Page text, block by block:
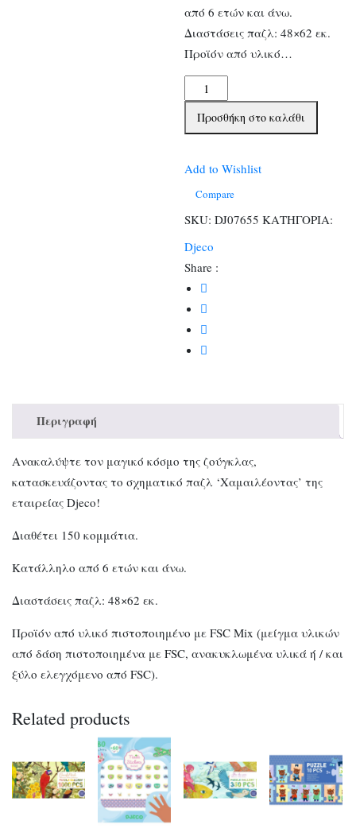
από 6 ετών και άνω.
Διαστάσεις παζλ: 48×62 εκ.
Προϊόν από υλικό…
Djeco
Παζλ
Art
τμχ.
Χαμαιλέοντας-
ποσότητα
Προσθήκη στο καλάθι
Add to Wishlist
Compare
SKU: DJ07655 ΚΑΤΗΓΟΡΙΑ:
Djeco
Share :
Περιγραφή
Ανακαλύψτε τον μαγικό κόσμο της ζούγκλας,
κατασκευάζοντας το σχηματικό παζλ ‘Χαμαιλέοντας’ της
εταιρείας Djeco!
Διαθέτει 150 κομμάτια.
Κατάλληλο από 6 ετών και άνω.
Διαστάσεις παζλ: 48×62 εκ.
Προϊόν από υλικό πιστοποιημένο με FSC Mix (μείγμα υλικών
από δάση πιστοποιημένα με FSC, ανακυκλωμένα υλικά ή / και
ξύλο ελεγχόμενο από FSC).
Related products